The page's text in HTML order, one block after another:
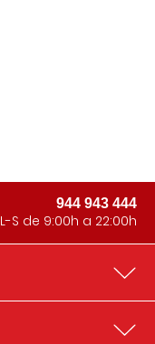
944 943 444
L-S de 9:00h a 22:00h